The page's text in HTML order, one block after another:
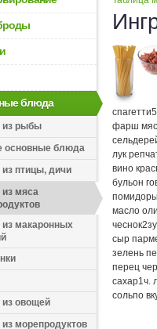
блюда
рыбы
основные блюда
птицы, дичи
мяса
макаронных
овощей
морепродуктов
спагетти
фарш
лук
вино
бульон
помидоры
масло
чеснок2
сыр
зелень
перец
сахар1ч.
сольпо